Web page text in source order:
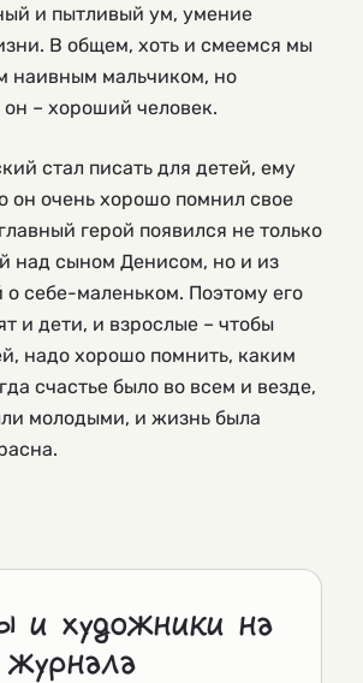
и пытливый ум, умение
В общем, хоть и смеемся мы
наивным мальчиком, но
– хороший человек.
стал писать для детей, ему
он очень хорошо помнил свое
герой появился не только
над сыном Денисом, но и из
себе-маленьком. Поэтому его
и дети, и взрослые – чтобы
надо хорошо помнить, каким
счастье было во всем и везде,
молодыми, и жизнь была
и художники на